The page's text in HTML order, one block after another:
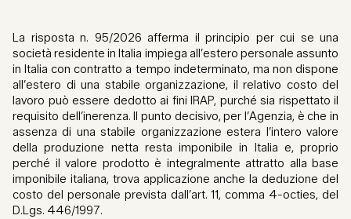
La risposta n. 95/2026 afferma il principio per cui se una
società residente in Italia impiega all’estero personale assunto
in Italia con contratto a tempo indeterminato, ma non dispone
all’estero di una stabile organizzazione, il relativo costo del
lavoro può essere dedotto ai fini IRAP, purché sia rispettato il
requisito dell’inerenza. Il punto decisivo, per l’Agenzia, è che in
assenza di una stabile organizzazione estera l’intero valore
della produzione netta resta imponibile in Italia e, proprio
perché il valore prodotto è integralmente attratto alla base
imponibile italiana, trova applicazione anche la deduzione del
costo del personale prevista dall’art. 11, comma 4-octies, del
D.Lgs. 446/1997.